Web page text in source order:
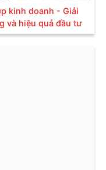
kinh doanh - Giải
và hiệu quả đầu tư